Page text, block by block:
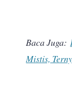
Baca Juga:
Mistis,